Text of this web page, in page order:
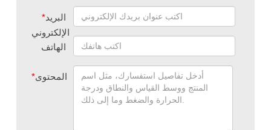
*البريد
الإلكتروني
الهاتف
*المحتوى